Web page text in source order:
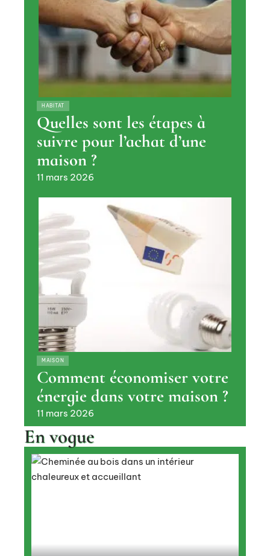
HABITAT
Quelles sont les étapes à
suivre pour l’achat d’une
maison ?
11 mars 2026
MAISON
Comment économiser votre
énergie dans votre maison ?
11 mars 2026
En vogue